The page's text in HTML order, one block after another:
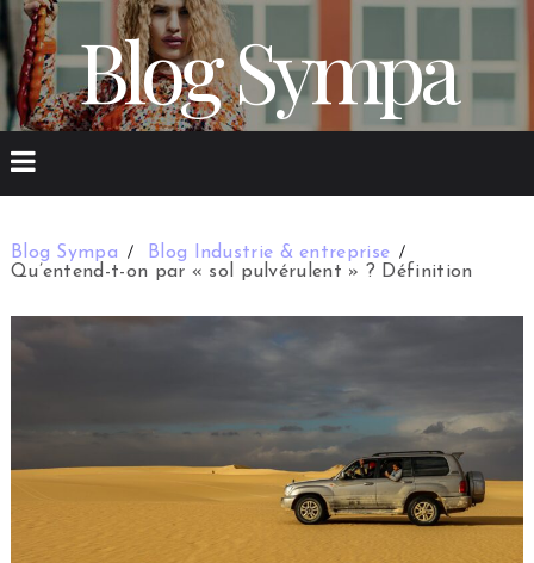
Blog Sympa
Blog Sympa
Blog Industrie & entreprise
Qu’entend-t-on par « sol pulvérulent » ? Définition